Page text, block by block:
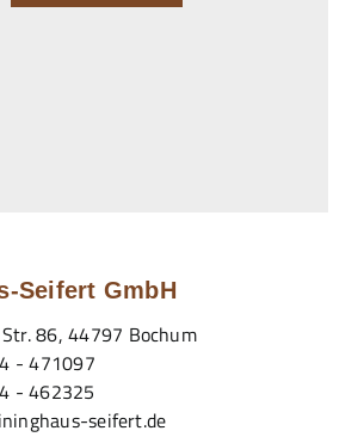
Seifert GmbH
86,44797 Bochum
- 471097
- 462325
seifert.de